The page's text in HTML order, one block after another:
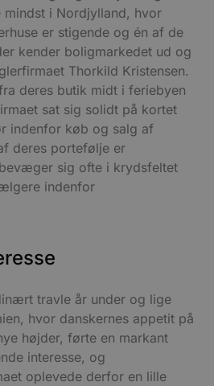
mindst i Nordjylland, hvor
er stigende og én af de
kender boligmarkedet ud og
Thorkild Kristensen.
deres butik midt i feriebyen
sat sig solidt på kortet
indenfor køb og salg af
deres portefølje er
sig ofte i krydsfeltet
indenfor
travle år under og lige
hvor danskernes appetit på
højder, førte en markant
interesse, og
oplevede derfor en lille